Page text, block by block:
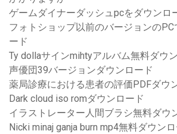
ゲームダイナーダッシュpcをダウンロ
フォトショップ以前のバージョンのPC
ード
Ty dollaサインmihtyアルバム無料ダウ
声優団39バージョンダウンロード
薬局診療における患者の評価PDFダウ
Dark cloud iso romダウンロード
イラストレーター人間ブラシ無料ダウ
Nicki minaj ganja burn mp4無料ダウン